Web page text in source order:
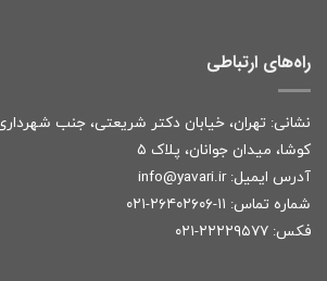
راه‌های ارتباطی
کوشا، میدان جوانان، پلاک ۵
آدرس ایمیل: info@yavari.ir
شماره تماس: ۱۱-۲۶۴۰۲۶۰۶-۰۲۱
فکس: ۲۲۲۲۹۵۷۷-۰۲۱